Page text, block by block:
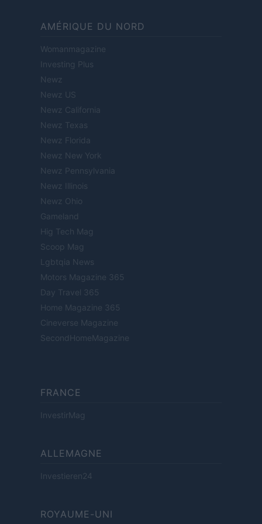
AMÉRIQUE DU NORD
Womanmagazine
Investing Plus
Newz
Newz US
Newz California
Newz Texas
Newz Florida
Newz New York
Newz Pennsylvania
Newz Illinois
Newz Ohio
Gameland
Hig Tech Mag
Scoop Mag
Lgbtqia News
Motors Magazine 365
Day Travel 365
Home Magazine 365
Cineverse Magazine
SecondHomeMagazine
FRANCE
InvestirMag
ALLEMAGNE
Investieren24
ROYAUME-UNI